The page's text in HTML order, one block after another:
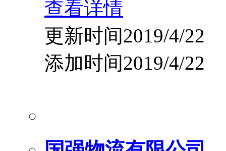
查看详情
更新时间2019/4/22
添加时间2019/4/22